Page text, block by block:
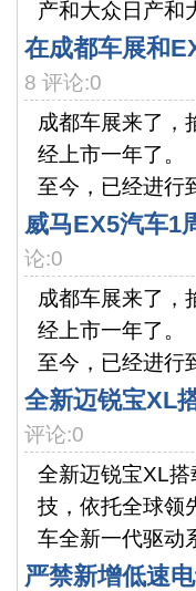
产和大众日产和
在成都车展和
8 评论:0
成都车展来了
经上市一年了
至今，已经进行
威马EX5汽车1
论:0
成都车展来了
经上市一年了
至今，已经进行
全新迈锐宝XL
评论:0
全新迈锐宝XL
技，依托全球领
车全新一代驱动
严禁新增低速